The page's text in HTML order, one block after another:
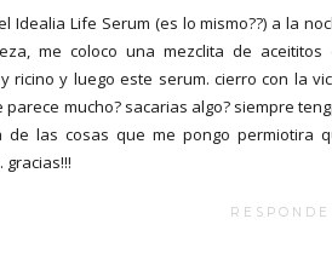
Idealia Life Serum (es lo mismo??) a la
me coloco una mezclita de aceititos
ricino y luego este serum. cierro con la
parece mucho? sacarias algo? siempre
de las cosas que me pongo permiotira
gracias!!!